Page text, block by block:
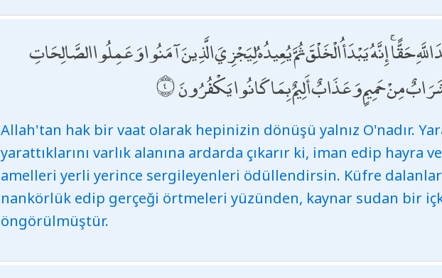
حَقًّا ۚ إِنَّهُ يَبْدَأُ الْخَلْقَ ثُمَّ يُعِيدُهُ لِيَجْزِيَ الَّذِينَ آمَنُوا وَعَمِلُوا الصَّالِحَاتِ
مِنْ حَمِيمٍ وَعَذَابٌ أَلِيمٌ بِمَا كَانُوا يَكْفُرُونَ
Allah'tan hak bir vaat olarak hepinizin dönüşü yalnız O'nadır.
yarattıklarını varlık alanına ardarda çıkarır ki, iman edip hayra
amelleri yerli yerince sergileyenleri ödüllendirsin. Küfre
nankörlük edip gerçeği örtmeleri yüzünden, kaynar sudan bir
öngörülmüştür.